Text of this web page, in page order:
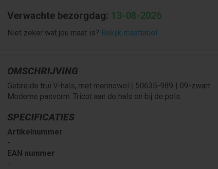
Verwachte bezorgdag: 13-08-2026
Niet zeker wat jou maat is? Bekijk maattabel
OMSCHRIJVING
Gebreide trui V-hals, met merinowol | 50635-989 | 09-zwart
Moderne pasvorm. Tricot aan de hals en bij de pols.
SPECIFICATIES
Artikelnummer
-
EAN nummer
-